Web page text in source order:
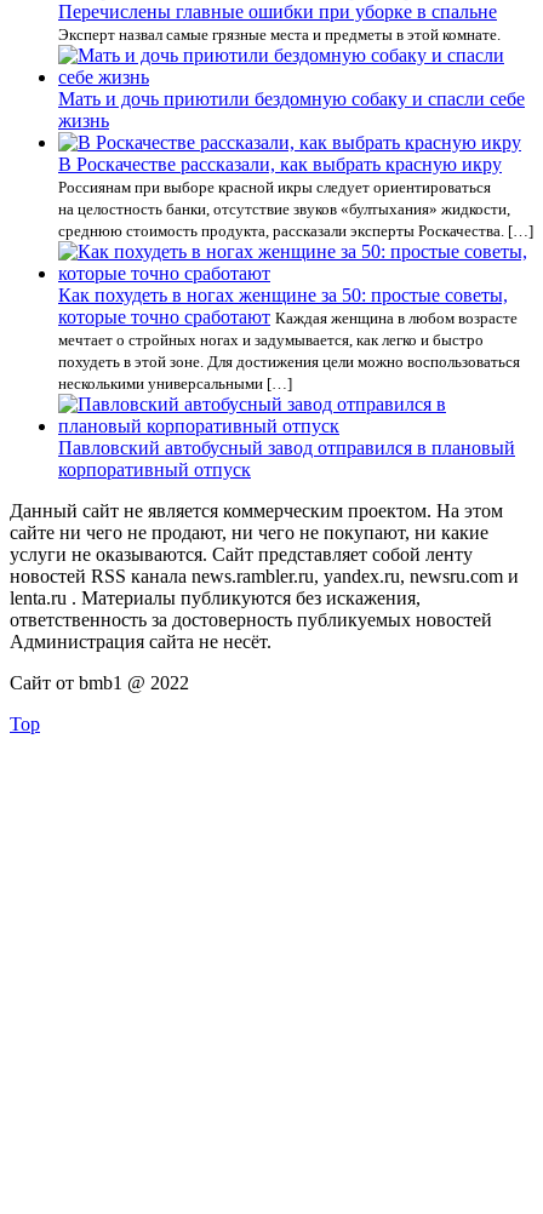
Перечислены главные ошибки при уборке в спальне
Эксперт назвал самые грязные места и предметы в этой комнате.
Мать и дочь приютили бездомную собаку и спасли себе
жизнь
В Роскачестве рассказали, как выбрать красную икру
Россиянам при выборе красной икры следует ориентироваться
на целостность банки, отсутствие звуков «бултыхания» жидкости,
среднюю стоимость продукта, рассказали эксперты Роскачества. […]
Как похудеть в ногах женщине за 50: простые советы,
которые точно сработают Каждая женщина в любом возрасте
мечтает о стройных ногах и задумывается, как легко и быстро
похудеть в этой зоне. Для достижения цели можно воспользоваться
несколькими универсальными […]
Павловский автобусный завод отправился в плановый
корпоративный отпуск
Данный сайт не является коммерческим проектом. На этом
сайте ни чего не продают, ни чего не покупают, ни какие
услуги не оказываются. Сайт представляет собой ленту
новостей RSS канала news.rambler.ru, yandex.ru, newsru.com и
lenta.ru . Материалы публикуются без искажения,
ответственность за достоверность публикуемых новостей
Администрация сайта не несёт.
Сайт от bmb1 @ 2022
Top